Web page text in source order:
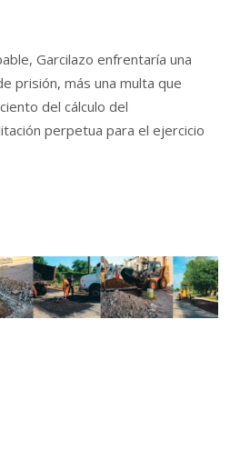
Garcilazo enfrentaría una
prisión, más una multa que
del cálculo del
perpetua para el ejercicio